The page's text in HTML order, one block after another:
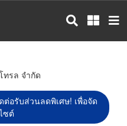
ทรล จำกัด
อรับส่วนลดพิเศษ! เพื่อจัด
ซต์